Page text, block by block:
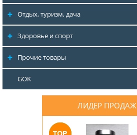
Отдых, туризм, дача
Здоровье и спорт
Прочие товары
GOK
ЛИДЕР ПРОДАЖ